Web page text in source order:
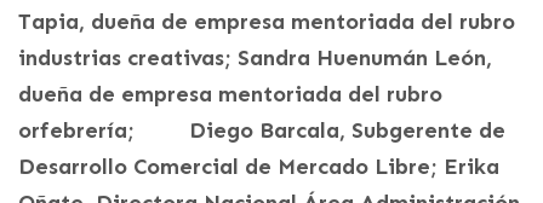
Tapia, dueña de empresa mentoriada del rubro
industrias creativas; Sandra Huenumán León,
dueña de empresa mentoriada del rubro
orfebrería; Diego Barcala, Subgerente de
Desarrollo Comercial de Mercado Libre; Erika